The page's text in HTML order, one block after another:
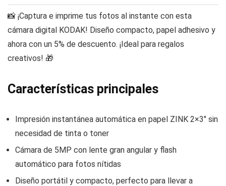
📸 ¡Captura e imprime tus fotos al instante con esta
cámara digital KODAK! Diseño compacto, papel adhesivo y
ahora con un 5% de descuento. ¡Ideal para regalos
creativos! 🎁
Características principales
Impresión instantánea automática en papel ZINK 2×3″ sin
necesidad de tinta o toner
Cámara de 5MP con lente gran angular y flash
automático para fotos nítidas
Diseño portátil y compacto, perfecto para llevar a